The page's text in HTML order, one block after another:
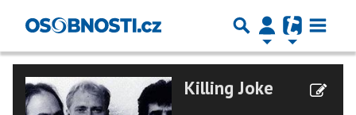
Killing Joke